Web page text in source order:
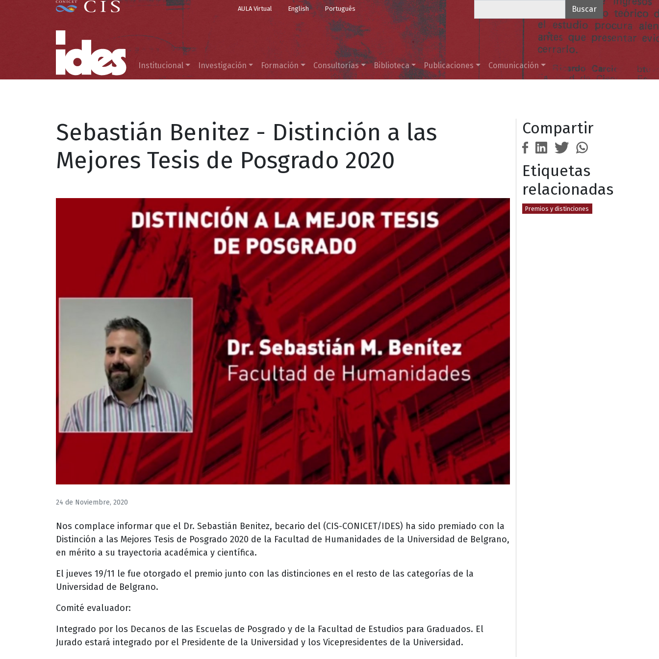
Pasar al contenido principal
Top Menu
AULA Virtual English Português
Menú principal
Institucional Investigación Formación Consultorías Biblioteca Publicaciones Comunicación
Sebastián Benitez - Distinción a las
Mejores Tesis de Posgrado 2020
24 de Noviembre, 2020
Nos complace informar que el Dr. Sebastián Benitez, becario del (CIS-CONICET/IDES) ha sido premiado con la
Distinción a las Mejores Tesis de Posgrado 2020 de la Facultad de Humanidades de la Universidad de Belgrano,
en mérito a su trayectoria académica y científica.
El jueves 19/11 le fue otorgado el premio junto con las distinciones en el resto de las categorías de la
Universidad de Belgrano.
Comité evaluador:
Integrado por los Decanos de las Escuelas de Posgrado y de la Facultad de Estudios para Graduados. El
Jurado estará integrado por el Presidente de la Universidad y los Vicepresidentes de la Universidad.
Compartir
Etiquetas
relacionadas
Premios y distinciones